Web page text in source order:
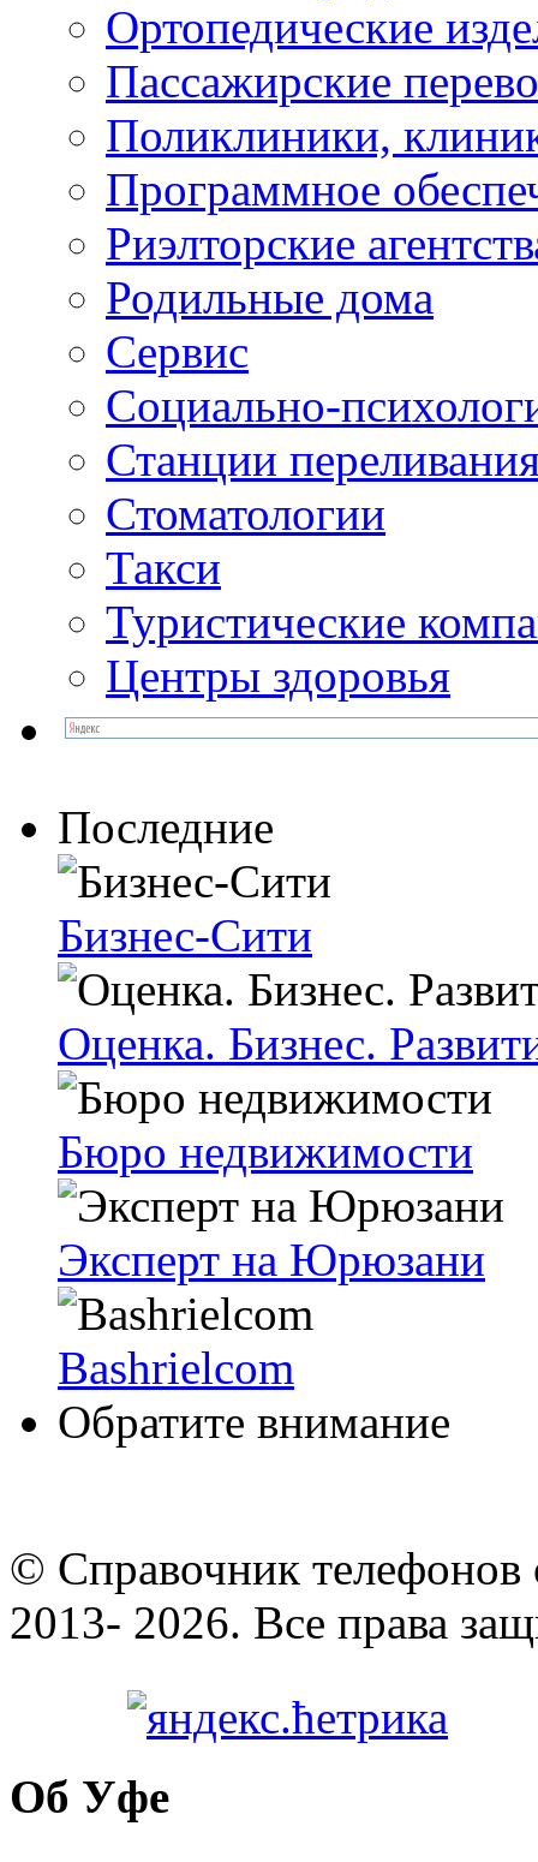
Ортопедические
Пассажирские
Поликлиники,
Программное
Риэлторские
Родильные дома
Сервис
Социально-
Станции
Стоматологии
Такси
Туристические
Центры здоровья
Последние
Бизнес-Сити
Оценка. Бизнес.
Бюро недвижимости
Эксперт на Юрюзани
Bashrielcom
Обратите внимание
© Cправочник телефонов
2013- 2026. Все права
Об Уфе